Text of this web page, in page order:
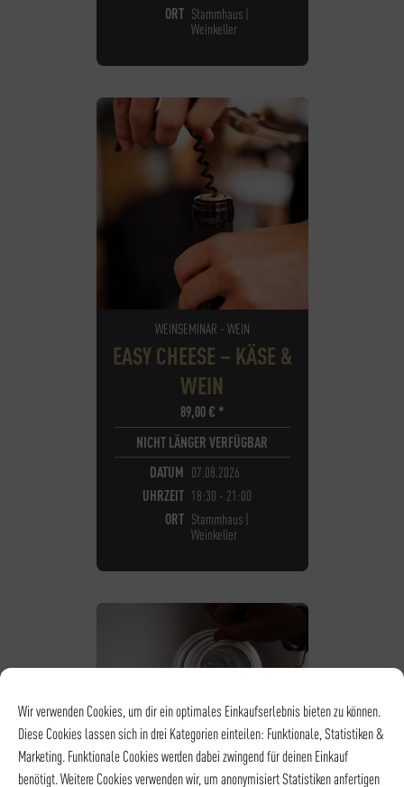
Wir verwenden Cookies, um dir ein optimales Einkaufserlebnis bieten zu können.
Diese Cookies lassen sich in drei Kategorien einteilen: Funktionale, Statistiken &
Marketing. Funktionale Cookies werden dabei zwingend für deinen Einkauf
benötigt. Weitere Cookies verwenden wir, um anonymisiert Statistiken anfertigen
ORT Stammhaus |
Weinkeller
WEINSEMINAR - WEIN
EASY CHEESE – KÄSE &
WEIN
89,00€ *
NICHT LÄNGER VERFÜGBAR
DATUM 07.08.2026
UHRZEIT 18:30 - 21:00
ORT Stammhaus |
Weinkeller